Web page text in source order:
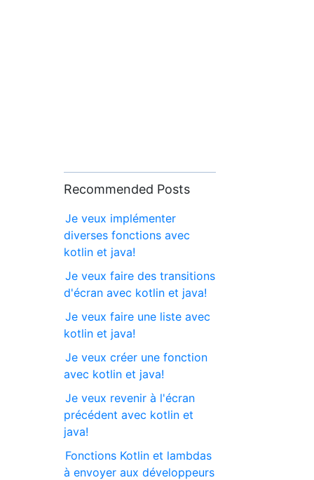
Recommended Posts
Je veux implémenter
diverses fonctions avec
kotlin et java!
Je veux faire des transitions
d'écran avec kotlin et java!
Je veux faire une liste avec
kotlin et java!
Je veux créer une fonction
avec kotlin et java!
Je veux revenir à l'écran
précédent avec kotlin et
java!
Fonctions Kotlin et lambdas
à envoyer aux développeurs